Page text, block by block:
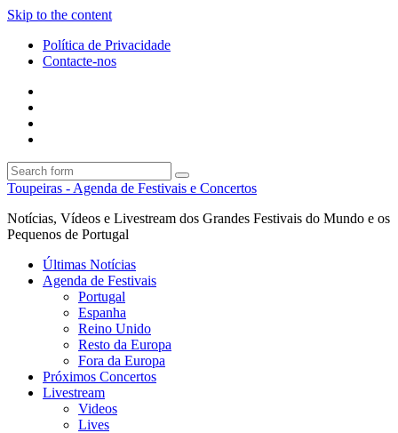
Skip to the content
Política de Privacidade
Contacte-nos
Search
Toupeiras - Agenda de Festivais e Concertos
Notícias, Vídeos e Livestream dos Grandes Festivais do Mundo e os
Pequenos de Portugal
Últimas Notícias
Agenda de Festivais
Portugal
Espanha
Reino Unido
Resto da Europa
Fora da Europa
Próximos Concertos
Livestream
Videos
Lives